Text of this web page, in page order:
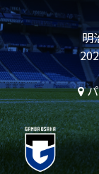
明
パ